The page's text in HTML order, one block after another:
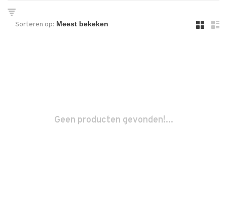
Sorteren op:
Geen producten gevonden!...